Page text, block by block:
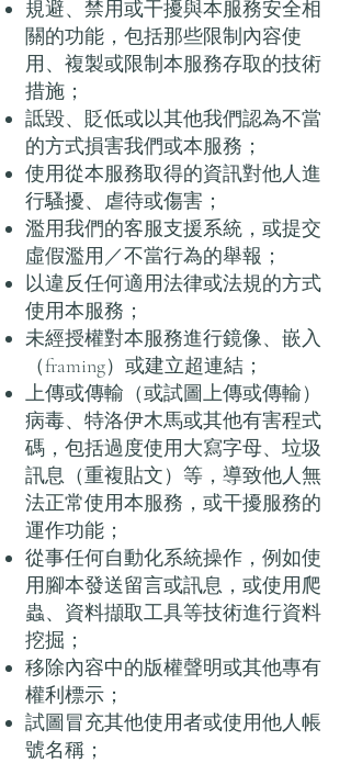
規避、禁用或干擾與本服務安全相
關的功能，包括那些限制內容使
用、複製或限制本服務存取的技術
措施；
詆毀、貶低或以其他我們認為不當
的方式損害我們或本服務；
使用從本服務取得的資訊對他人進
行騷擾、虐待或傷害；
濫用我們的客服支援系統，或提交
虛假濫用／不當行為的舉報；
以違反任何適用法律或法規的方式
使用本服務；
未經授權對本服務進行鏡像、嵌入
（framing）或建立超連結；
上傳或傳輸（或試圖上傳或傳輸）
病毒、特洛伊木馬或其他有害程式
碼，包括過度使用大寫字母、垃圾
訊息（重複貼文）等，導致他人無
法正常使用本服務，或干擾服務的
運作功能；
從事任何自動化系統操作，例如使
用腳本發送留言或訊息，或使用爬
蟲、資料擷取工具等技術進行資料
挖掘；
移除內容中的版權聲明或其他專有
權利標示；
試圖冒充其他使用者或使用他人帳
號名稱；